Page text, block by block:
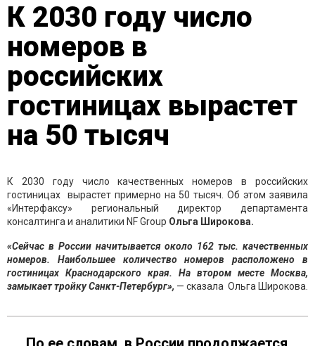
К 2030 году число
номеров в
российских
гостиницах вырастет
на 50 тысяч
К 2030 году число качественных номеров в российских
гостиницах вырастет примерно на 50 тысяч. Об этом заявила
«Интерфаксу» региональный директор департамента
консалтинга и аналитики NF Group Ольга Широкова.
«Сейчас в России начитывается около 162 тыс. качественных
номеров. Наибольшее количество номеров расположено в
гостиницах Краснодарского края. На втором месте Москва,
замыкает тройку Санкт-Петербург», — сказала Ольга Широкова.